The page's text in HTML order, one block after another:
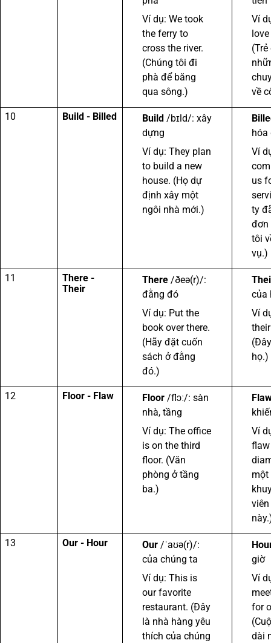
Ví dụ: We took
the ferry to
cross the river.
(Chúng tôi đi
phà để băng
qua sông.)
Ví
về
10 Build - Billed Build /bɪld/: xây
dựng
Ví dụ: They plan
to build a new
house. (Họ dự
định xây một
ngôi nhà mới.)
hóa
Ví
us
ty
đơn
tôi
vụ.)
11
There -
Their
There/ðeə(r)/:
đằng đó
Ví dụ: Put the
book over there.
(Hãy đặt cuốn
sách ở đằng
đó.)
của
Ví
họ.)
12 Floor - Flaw Floor/flɔː/: sàn
nhà, tầng
Ví dụ: The office
is on the third
floor. (Văn
phòng ở tầng
ba.)
Ví
một
13 Our - Hour Our/ˈaʊə(r)/:
của chúng ta
Ví dụ: This is
our favorite
restaurant. (Đây
là nhà hàng yêu
thích của chúng
giờ
Ví
for
dài